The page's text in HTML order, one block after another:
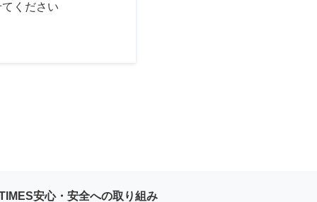
ください
安心・安全への取り組み